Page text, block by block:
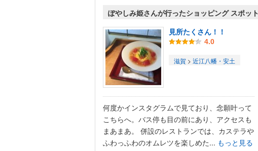
ぽやしみ姫さんが行ったショッピング スポット
見所たくさん！！
4.0
滋賀 > 近江八幡・安土
何度かインスタグラムで見ており、念願叶って
こちらへ。バス停も目の前にあり、アクセスも
まあまあ。 併設のレストランでは、カステラや
ふわっふわのオムレツを楽しめた... もっと見る